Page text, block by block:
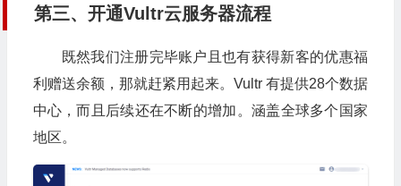
第三、开通Vultr云服务器流程
既然我们注册完毕账户且也有获得新客的优惠福
利赠送余额，那就赶紧用起来。Vultr 有提供28个数据
中心，而且后续还在不断的增加。涵盖全球多个国家
地区。